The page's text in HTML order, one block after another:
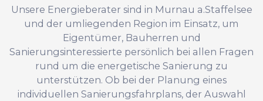
Unsere Energieberater sind in Murnau a.Staffelsee
und der umliegenden Region im Einsatz, um
Eigentümer, Bauherren und
Sanierungsinteressierte persönlich bei allen Fragen
rund um die energetische Sanierung zu
unterstützen. Ob bei der Planung eines
individuellen Sanierungsfahrplans, der Auswahl